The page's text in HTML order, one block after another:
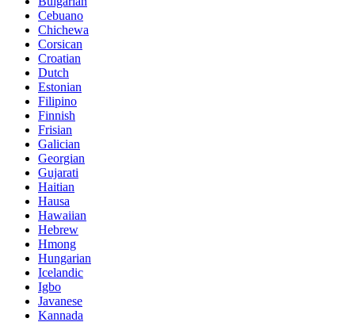
Cebuano
Chichewa
Corsican
Croatian
Dutch
Estonian
Filipino
Finnish
Frisian
Galician
Georgian
Gujarati
Haitian
Hausa
Hawaiian
Hebrew
Hmong
Hungarian
Icelandic
Igbo
Javanese
Kannada